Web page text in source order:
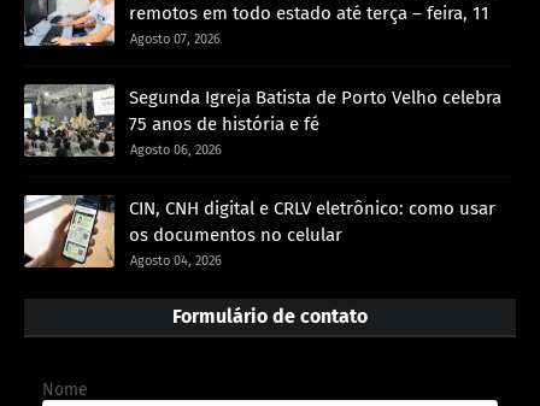
remotos em todo estado até terça – feira, 11
Agosto 07, 2026
Segunda Igreja Batista de Porto Velho celebra
75 anos de história e fé
Agosto 06, 2026
CIN, CNH digital e CRLV eletrônico: como usar
os documentos no celular
Agosto 04, 2026
Formulário de contato
Nome